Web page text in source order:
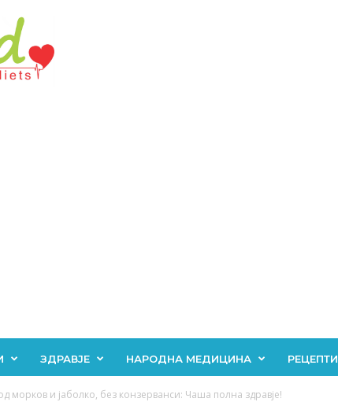
ЗДРАВЈЕ НАРОДНА МЕДИЦИНА РЕЦЕПТИ
морков и јаболко, без конзерванси: Чаша полна здравје!